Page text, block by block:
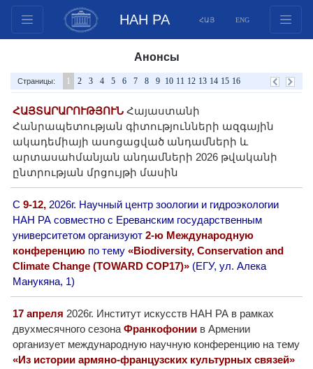
НАН РА ՀԱՅ ENG
Документы
Инновационные предложения
Публикации
Фонды
Конференции
Международное сотрудничество
Молодежные программы
Фотогалерея
Видеогалерея
Веб ресурсы
Другие академии
Газета "Гитутюн"
Журнал "В мире науки"
Анонсы
Страницы: 1 2 3 4 5 6 7 8 9 10 11 12 13 14 15 16
ՀԱՅՏԱՐԱՐՈՒԹՅՈՒՆ Հայաստանի
Հանրապետության գիտությունների ազգային
ակադեմիայի ասոցացված անդամների և
արտասահմանյան անդամների 2026 թվականի
ընտրության մրցույթի մասին
С 9-12, 2026г. Научный центр зоологии и гидроэкологии
НАН РА совместно с Ереванским государственным
университетом организуют 2-ю Международную
конференцию по тему «Biodiversity, Conservation and
Climate Change (TOWARD COP17)» (ЕГУ, ул. Алека
Манукяна, 1)
17 апреля 2026г. Институт искусств НАН РА в рамках
двухмесячного сезона Франкофонии в Армении
организует международную научную конференцию на тему
«Из истории армяно-французских культурных связей»